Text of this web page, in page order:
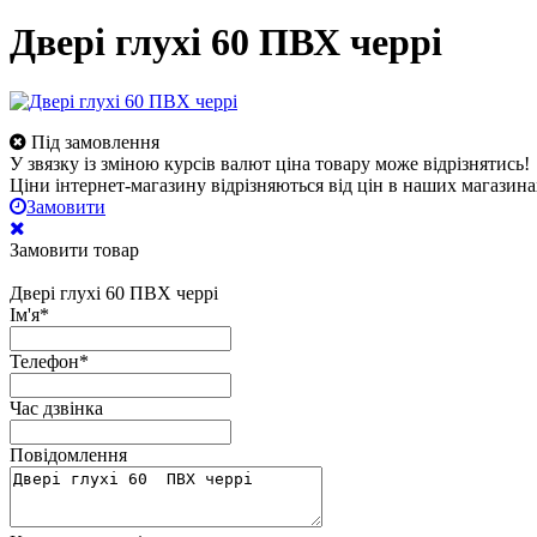
Двері глухі 60 ПВХ черрі
Під замовлення
У звязку із зміною курсів валют ціна товару може відрізнятись!
Ціни інтернет-магазину відрізняються від цін в наших
Замовити
Замовити товар
Двері глухі 60 ПВХ черрі
Ім'я*
Телефон*
Час дзвінка
Повідомлення